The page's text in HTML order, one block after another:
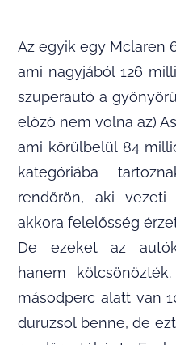
Az egyik egy Mclaren
ami nagyjából 126
szuperautó a
előző nem volna az)
ami körülbelül 84
kategóriába
rendőrön, aki
akkora felelősség
De ezeket az
hanem
másodperc alatt van
duruzsol benne, de